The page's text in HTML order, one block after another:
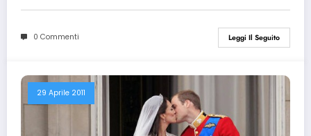
0 Commenti Leggi Il Seguito
29 Aprile 2011